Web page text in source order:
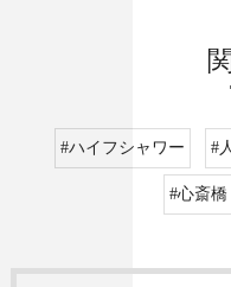
#ハイフシャワー #
#心斎橋